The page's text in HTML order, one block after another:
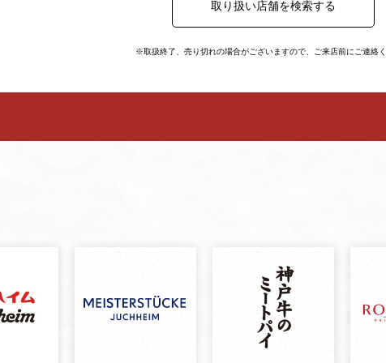
取り扱い店舗を検索する
※取扱終了、売り切れの場合がございますので、ご来店前にご連絡